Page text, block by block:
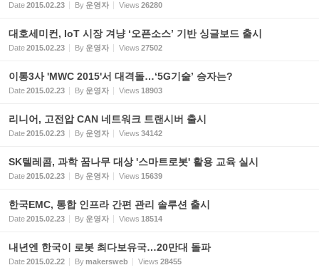
Date2015.02.23 By 운영자 Views 26280
대호세미컨, IoT 시장 겨냥 ‘오픈소스’ 기반 싱글보드 출시
Date2015.02.23 By 운영자 Views 27502
이통3사 'MWC 2015'서 대격돌…‘5G기술’ 승자는?
Date2015.02.23 By 운영자 Views 18903
리니어, 고전압 CAN 네트워크 트랜시버 출시
Date2015.02.23 By 운영자 Views 34142
SK텔레콤, 과학 꿈나무 대상 '스마트로봇' 활용 교육 실시
Date2015.02.23 By 운영자 Views 15639
한국EMC, 통합 인프라 간편 관리 솔루션 출시
Date2015.02.23 By 운영자 Views 18514
내년엔 한국이 로봇 최다보유국…20만대 돌파
Date2015.02.22 Bymakersweb Views 28455